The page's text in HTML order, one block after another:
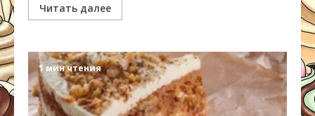
Читать далее
1 мин чтения